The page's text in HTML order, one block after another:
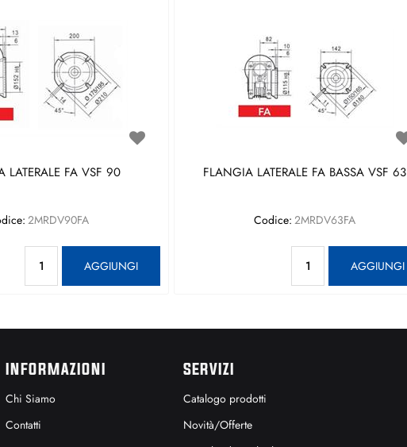
LATERALE FA VSF 90
2MRDV90FA
AGGIUNGI
FLANGIA LATERALE FA BASSA VSF 63
Codice: 2MRDV63FA
AGGIUNGI
INFORMAZIONI
Chi Siamo
Contatti
SERVIZI
Catalogo prodotti
Novità/Offerte